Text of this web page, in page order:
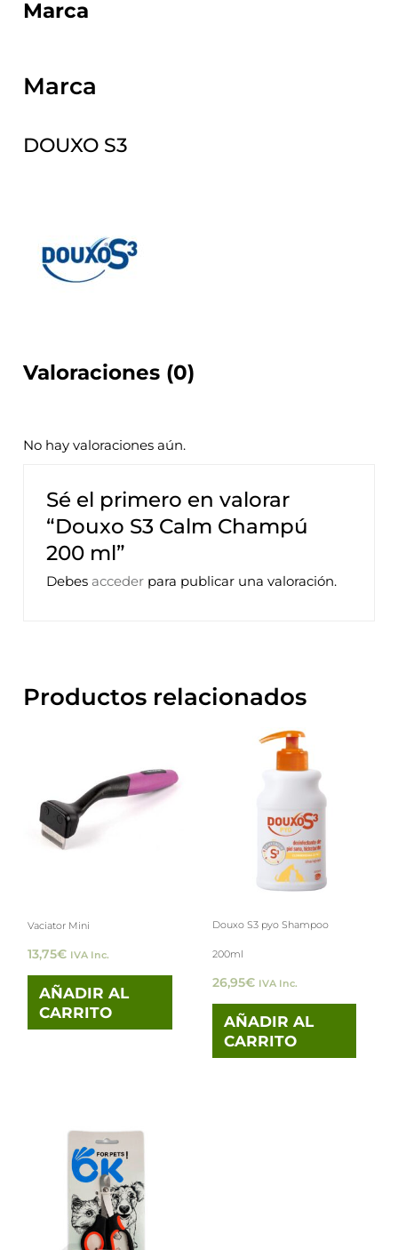
Marca
Marca
DOUXO S3
Valoraciones (0)
No hay valoraciones aún.
Sé el primero en valorar
“Douxo S3 Calm Champú
200 ml”
Debes acceder para publicar una valoración.
Productos relacionados
Vaciator Mini
13,75€ IVA Inc.
AÑADIR AL
CARRITO
Douxo S3 pyo Shampoo
200ml
26,95€ IVA Inc.
AÑADIR AL
CARRITO